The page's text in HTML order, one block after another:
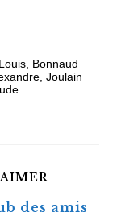
Bonnaud
Joulain
des amis